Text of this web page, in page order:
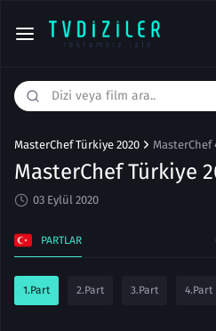
MasterChef Türkiye 2020 MasterChef
MasterChef Türkiye
03 Eylül 2020
PARTLAR
1.Part 2.Part 3.Part 4.Part